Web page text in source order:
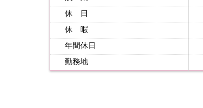
休 日
休 暇
年間休日
勤務地